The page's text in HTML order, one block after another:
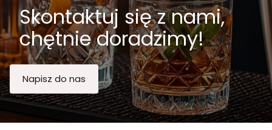
Skontaktuj się z nami,
chętnie doradzimy!
Napisz do nas